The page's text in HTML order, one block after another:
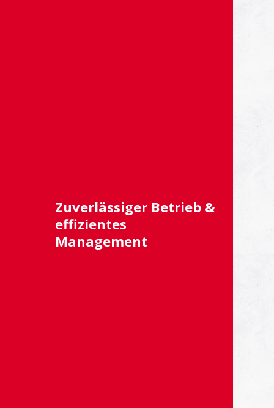
Zuverlässiger Betrieb &
effizientes
Management